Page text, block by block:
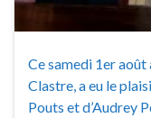
Ce samedi 1er
Clastre, a eu le
Pouts et d’Audrey